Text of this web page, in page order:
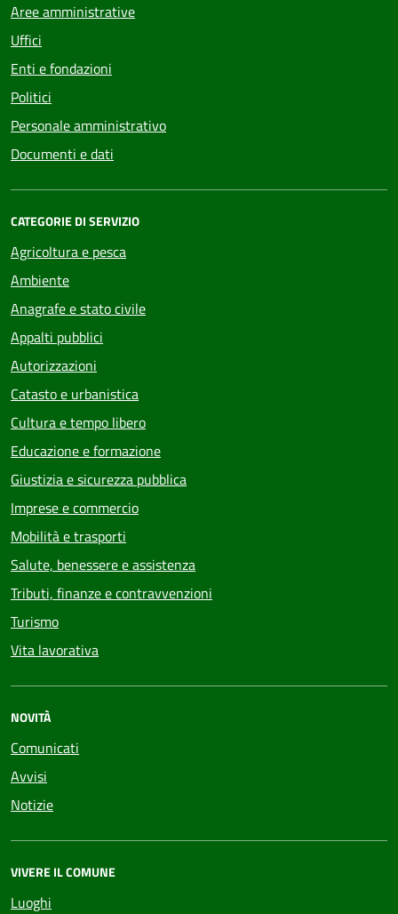
Aree amministrative
Uffici
Enti e fondazioni
Politici
Personale amministrativo
Documenti e dati
CATEGORIE DI SERVIZIO
Agricoltura e pesca
Ambiente
Anagrafe e stato civile
Appalti pubblici
Autorizzazioni
Catasto e urbanistica
Cultura e tempo libero
Educazione e formazione
Giustizia e sicurezza pubblica
Imprese e commercio
Mobilità e trasporti
Salute, benessere e assistenza
Tributi, finanze e contravvenzioni
Turismo
Vita lavorativa
NOVITÀ
Comunicati
Avvisi
Notizie
VIVERE IL COMUNE
Luoghi